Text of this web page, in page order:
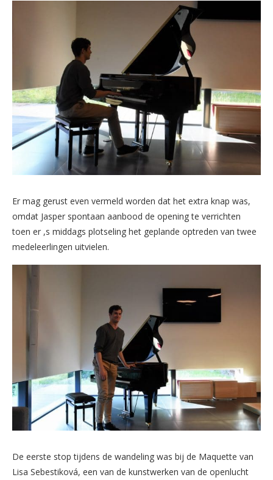
Er mag gerust even vermeld worden dat het extra knap was,
omdat Jasper spontaan aanbood de opening te verrichten
toen er ,s middags plotseling het geplande optreden van twee
medeleerlingen uitvielen.
De eerste stop tijdens de wandeling was bij de Maquette van
Lisa Sebestiková, een van de kunstwerken van de openlucht